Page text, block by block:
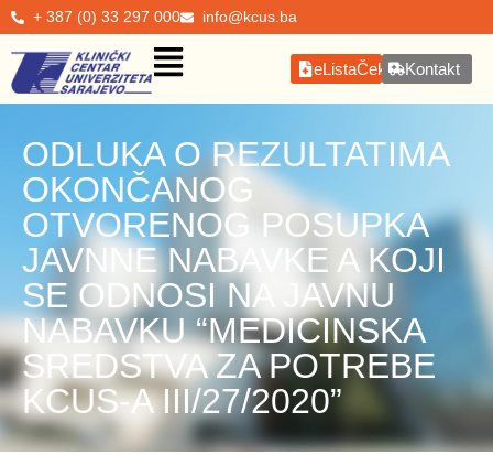
+ 387 (0) 33 297 000 info@kcus.ba
eListaČekanjaKontakt
ODLUKA O REZULTATIMA
OKONČANOG
OTVORENOG POSUPKA
JAVNNE NABAVKE A KOJI
SE ODNOSI NA JAVNU
NABAVKU “MEDICINSKA
SREDSTVA ZA POTREBE
KCUS-A III/27/2020”